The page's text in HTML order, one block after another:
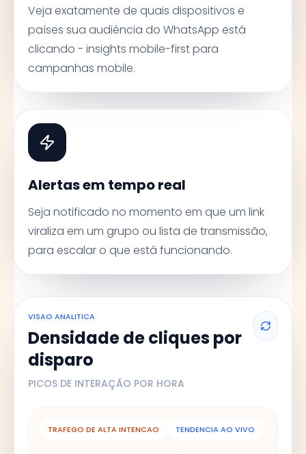
Veja exatamente de quais dispositivos e
países sua audiência do WhatsApp está
clicando - insights mobile-first para
campanhas mobile.
Alertas em tempo real
Seja notificado no momento em que um link
viraliza em um grupo ou lista de transmissão,
para escalar o que está funcionando.
VISAO ANALITICA
Densidade de cliques por
disparo
PICOS DE INTERAÇÃO POR HORA
TRAFEGO DE ALTA INTENCAO TENDENCIA AO VIVO